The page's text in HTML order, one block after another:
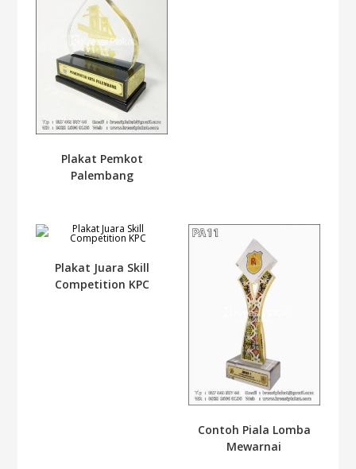
Plakat Pemkot
Palembang
Plakat Juara Skill
Competition KPC
Contoh Piala Lomba
Mewarnai